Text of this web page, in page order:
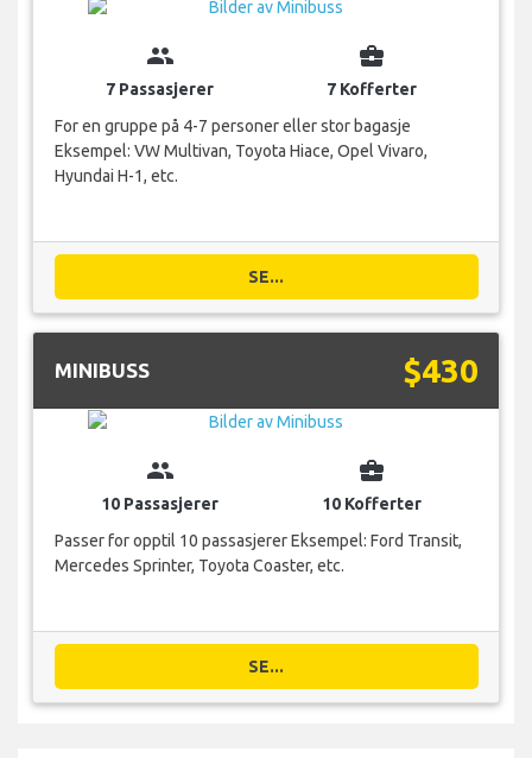
group
7 Passasjerer
business_center
7 Kofferter
For en gruppe på 4-7 personer eller stor bagasje
Eksempel: VW Multivan, Toyota Hiace, Opel Vivaro,
Hyundai H-1, etc.
SE...
MINIBUSS $430
group
10 Passasjerer
business_center
10 Kofferter
Passer for opptil 10 passasjerer Eksempel: Ford Transit,
Mercedes Sprinter, Toyota Coaster, etc.
SE...